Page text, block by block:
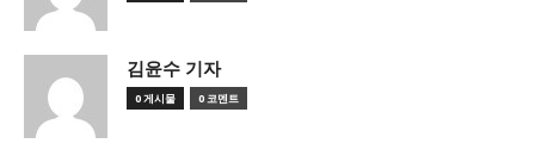
김윤수 기자
0 게시물 0 코멘트